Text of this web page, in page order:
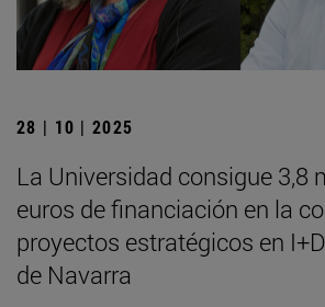
28 | 10 | 2025
La Universidad consigue 3,8
euros de financiación en la
proyectos estratégicos en
de Navarra